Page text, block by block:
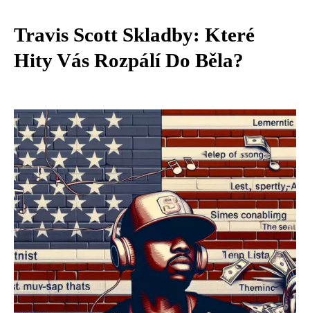
Travis Scott Skladby: Které
Hity Vás Rozpálí Do Běla?